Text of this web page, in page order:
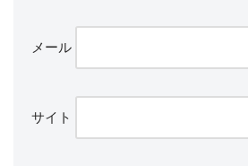
メール
サイト